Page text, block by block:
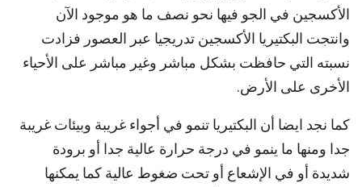
الأكسجين في الجو فيها نحو نصف ما هو موجود الآن
وانتجت البكتيريا الأكسجين تدريجيا عبر العصور فزادت
نسبته التي حافظت بشكل مباشر وغير مباشر على الأحياء
الأخرى على الأرض.
كما نجد ايضا أن البكتيريا تنمو في أجواء غريبة وبيئات غريبة
جدا ومنها ما ينمو في درجة حرارة عالية جدا أو برودة
شديدة أو في الإشعاع أو تحت ضغوط عالية كما يمكنها